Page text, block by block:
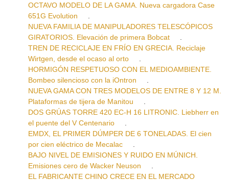
OCTAVO MODELO DE LA GAMA. Nueva cargadora Case
651G Evolution
NUEVA FAMILIA DE MANIPULADORES TELESCÓPICOS
GIRATORIOS. Elevación de primera Bobcat
TREN DE RECICLAJE EN FRÍO EN GRECIA. Reciclaje
Wirtgen, desde el ocaso al orto
HORMIGÓN RESPETUOSO CON EL MEDIOAMBIENTE.
Bombeo silencioso con la iOntron
NUEVA GAMA CON TRES MODELOS DE ENTRE 8 Y 12 M.
Plataformas de tijera de Manitou
DOS GRÚAS TORRE 420 EC-H 16 LITRONIC. Liebherr en
el puente del V Centenario
EMDX, EL PRIMER DÚMPER DE 6 TONELADAS. El cien
por cien eléctrico de Mecalac
BAJO NIVEL DE EMISIONES Y RUIDO EN MÚNICH.
Emisiones cero de Wacker Neuson
EL FABRICANTE CHINO CRECE EN EL MERCADO